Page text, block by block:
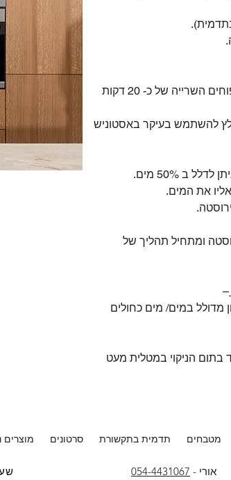
בכיורי נירוסטה – ניתן לנקות ניקוי יסודי לחג עם חומץ תפוחים השרייה של כ- 20 דקות
להשתמש בעיקר באסטוניש
ב 50% מים.
את המים.
ומתחיל תהליך של
–
מדולל במים/ מים כחולים
בתום הניקוי במטלית מעט
מטבחים תדמית בתקשורת סרטונים מוצרים
אורי - 054-4431067